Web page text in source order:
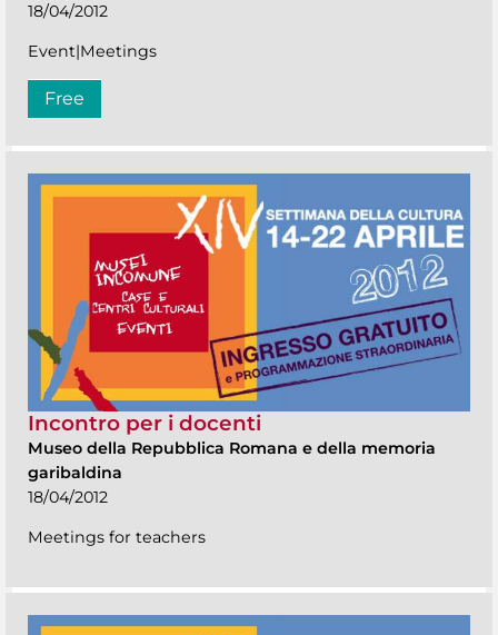
18/04/2012
Event|Meetings
Free
Incontro per i docenti
Museo della Repubblica Romana e della memoria
garibaldina
18/04/2012
Meetings for teachers